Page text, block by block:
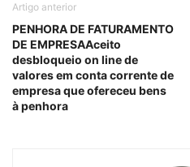
Artigo anterior
PENHORA DE FATURAMENTO
DE EMPRESAAceito
desbloqueio on line de
valores em conta corrente de
empresa que ofereceu bens
à penhora